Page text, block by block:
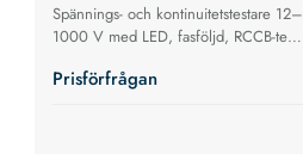
Spännings- och kontinuitetstestare 12–
1000 V med LED, fasföljd, RCCB-test,
design.
Prisförfrågan